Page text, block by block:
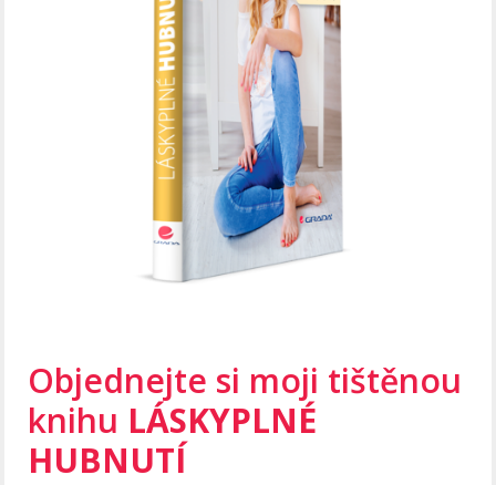
Objednejte si moji tištěnou
knihu LÁSKYPLNÉ
HUBNUTÍ